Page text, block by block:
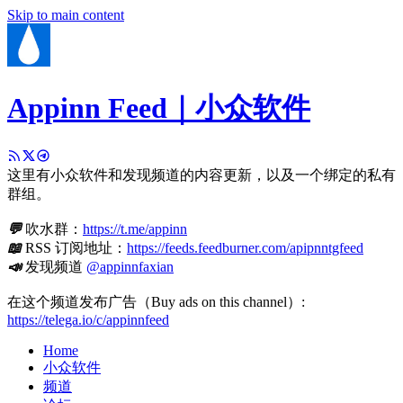
Skip to main content
Appinn Feed｜小众软件
这里有小众软件和发现频道的内容更新，以及一个绑定的私有
群组。
💬吹水群： https://t.me/appinn
📖RSS 订阅地址： https://feeds.feedburner.com/apipnntgfeed
📣发现频道 @appinnfaxian
在这个频道发布广告（Buy ads on this channel）:
https://telega.io/c/appinnfeed
Home
小众软件
频道